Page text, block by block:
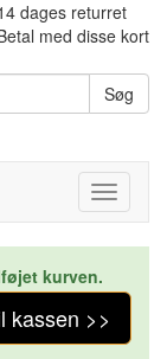
dages returret
Søg
Toggle
kurven.
kassen >>